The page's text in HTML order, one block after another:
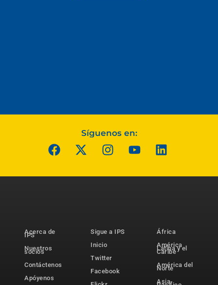
Síguenos en:
Acerca de
IPS
Nuestros
socios
Contáctenos
Apóyenos
Sigue a IPS
Inicio
Twitter
Facebook
África
América
Latina y el
Caribe
América del
Norte
Asia-